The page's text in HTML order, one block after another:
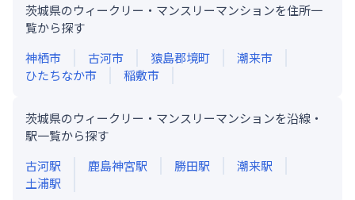
茨城県のウィークリー・マンスリーマンションを住所一
覧から探す
神栖市
古河市 猿島郡境町
潮来市
ひたちなか市
稲敷市
茨城県のウィークリー・マンスリーマンションを沿線・
駅一覧から探す
古河駅 鹿島神宮駅 勝田駅 潮来駅
土浦駅